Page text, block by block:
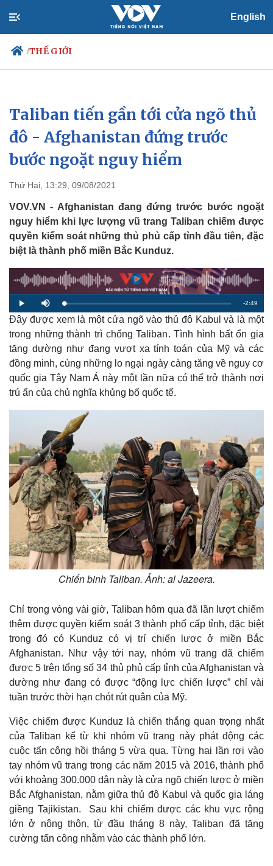
English
/THẾ GIỚI
Chính trị
Đảng
Tổ chức nhân sự
Quốc hội
Nhận diện sự thật
Xã hội
Tin 24h
Dự báo thời tiết
Giáo dục
Taliban tiến gần tới cửa ngõ thủ
đô - Afghanistan đứng trước
bước ngoặt nguy hiểm
Thứ Hai, 13:29, 09/08/2021
VOV.VN - Afghanistan đang đứng trước bước ngoặt
nguy hiểm khi lực lượng vũ trang Taliban chiếm được
quyền kiểm soát những thủ phủ cấp tỉnh đầu tiên, đặc
biệt là thành phố miền Bắc Kunduz.
P
l
a
y
M
u
t
e
L
o
a
d
e
d
2
.
5
8
R
e
i
g
T
i
m
e
-2:49
Đây được xem là một cửa ngõ vào thủ đô Kabul và là một
trong những thành trì chống Taliban. Tình hình bất ổn gia
tăng dường như đang vượt xa tính toán của Mỹ và các
đồng minh, cùng những lo ngại ngày càng tăng về nguy cơ
quốc gia Tây Nam Á này một lần nữa có thể trở thành nơi
trú ẩn của chủ nghĩa khủng bố quốc tế.
Chiến binh Taliban. Ảnh: al Jazeera.
Chỉ trong vòng vài giờ, Taliban hôm qua đã lần lượt chiếm
thêm được quyền kiểm soát 3 thành phố cấp tỉnh, đặc biệt
trong đó có Kunduz có vị trí chiến lược ở miền Bắc
Afghanistan. Như vậy tới nay, nhóm vũ trang dã chiếm
được 5 trên tổng số 34 thủ phủ cấp tỉnh của Afghanistan và
dường như đang có được “động lực chiến lược” chỉ vài
tuần trước thời hạn chót rút quân của Mỹ.
Việc chiếm được Kunduz là chiến thắng quan trọng nhất
của Taliban kể từ khi nhóm vũ trang này phát động các
cuộc tấn công hồi tháng 5 vừa qua. Từng hai lần rơi vào
tay nhóm vũ trang trong các năm 2015 và 2016, thành phố
với khoảng 300.000 dân này là cửa ngõ chiến lược ở miền
Bắc Afghanistan, nằm giữa thủ đô Kabul và quốc gia láng
giềng Tajikistan. Sau khi chiếm được các khu vực rộng
lớn ở nông thôn, từ đầu tháng 8 này, Taliban đã tăng
cường tấn công nhằm vào các thành phố lớn.